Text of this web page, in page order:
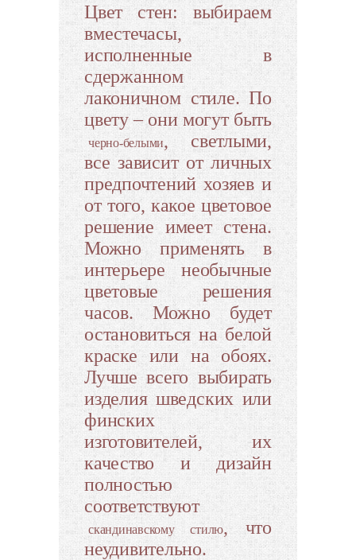
Цвет стен: выбираем
вместечасы,
исполненные в
сдержанном
лаконичном стиле. По
цвету – они могут быть
черно-белыми, светлыми,
все зависит от личных
предпочтений хозяев и
от того, какое цветовое
решение имеет стена.
Можно применять в
интерьере необычные
цветовые решения
часов. Можно будет
остановиться на белой
краске или на обоях.
Лучше всего выбирать
изделия шведских или
финских
изготовителей, их
качество и дизайн
полностью
соответствуют
скандинавскому стилю, что
неудивительно.